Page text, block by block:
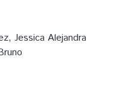
Jessica Alejandra